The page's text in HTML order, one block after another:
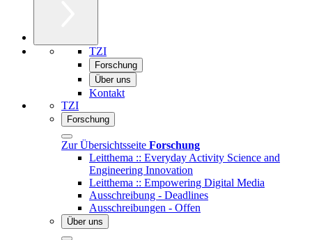
TZI
Forschung
Über uns
Kontakt
TZI
Forschung
Zur Übersichtsseite Forschung
Leitthema :: Everyday Activity Science and
Engineering Innovation
Leitthema :: Empowering Digital Media
Ausschreibung - Deadlines
Ausschreibungen - Offen
Über uns